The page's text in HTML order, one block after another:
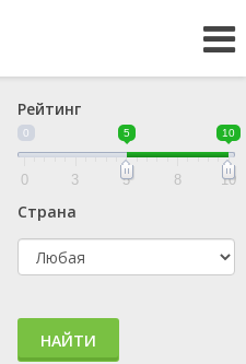
Рейтинг
0 5 10
0 3 5 8 10
Страна
НАЙТИ